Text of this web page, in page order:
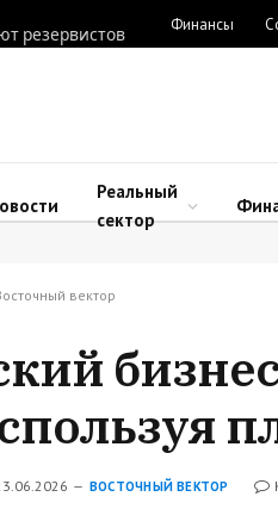
резервистов
Финансы
Реальный
сектор
вектор
ВОСТОЧНЫЙ ВЕКТОР